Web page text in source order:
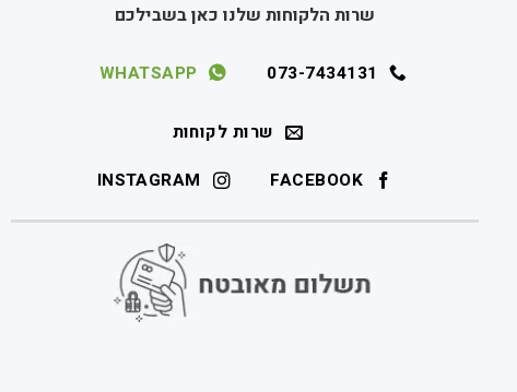
שרות הלקוחות שלנו כאן בשבילכם
073-7434131
WHATSAPP
שרות לקוחות
FACEBOOK
INSTAGRAM